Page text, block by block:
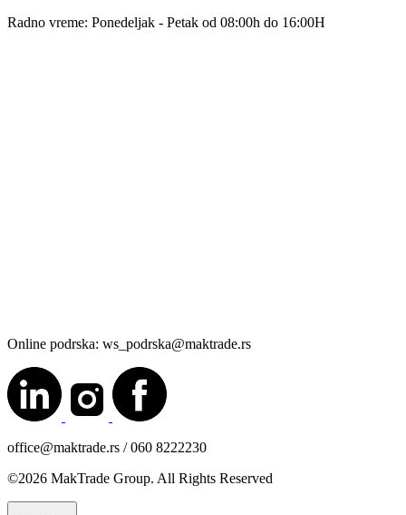
Radno vreme: Ponedeljak - Petak od 08:00h do 16:00H
Online podrska: ws_podrska@maktrade.rs
office@maktrade.rs / 060 8222230
©2026 MakTrade Group. All Rights Reserved